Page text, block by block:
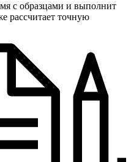
с образцами и выполнит
рассчитает точную